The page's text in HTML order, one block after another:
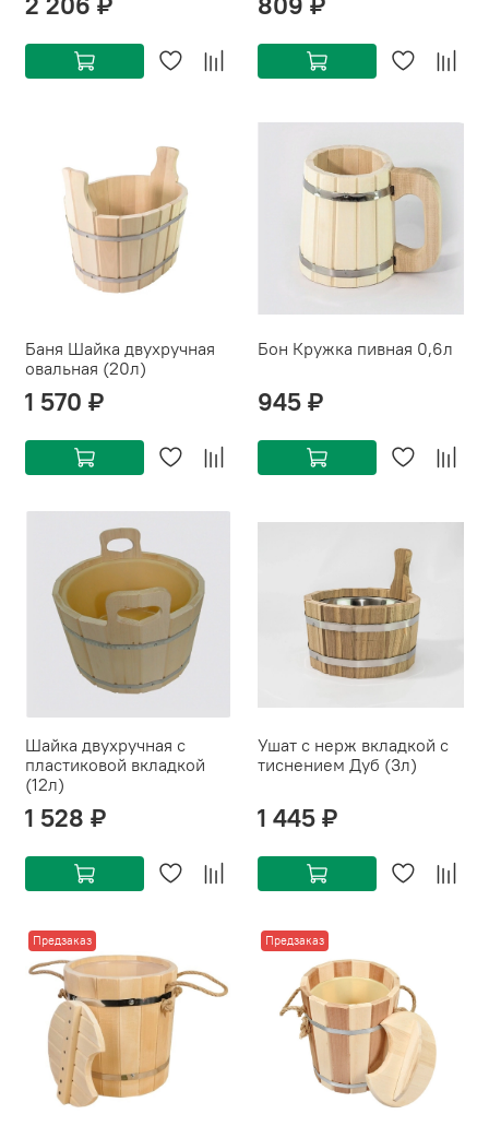
Баня Шайка двухручная
овальная (20л)
1 570 ₽
Бон Кружка пивная 0,6л
945 ₽
Шайка двухручная с
пластиковой вкладкой
(12л)
1 528 ₽
Ушат с нерж вкладкой с
тиснением Дуб (3л)
1 445 ₽
Предзаказ Предзаказ